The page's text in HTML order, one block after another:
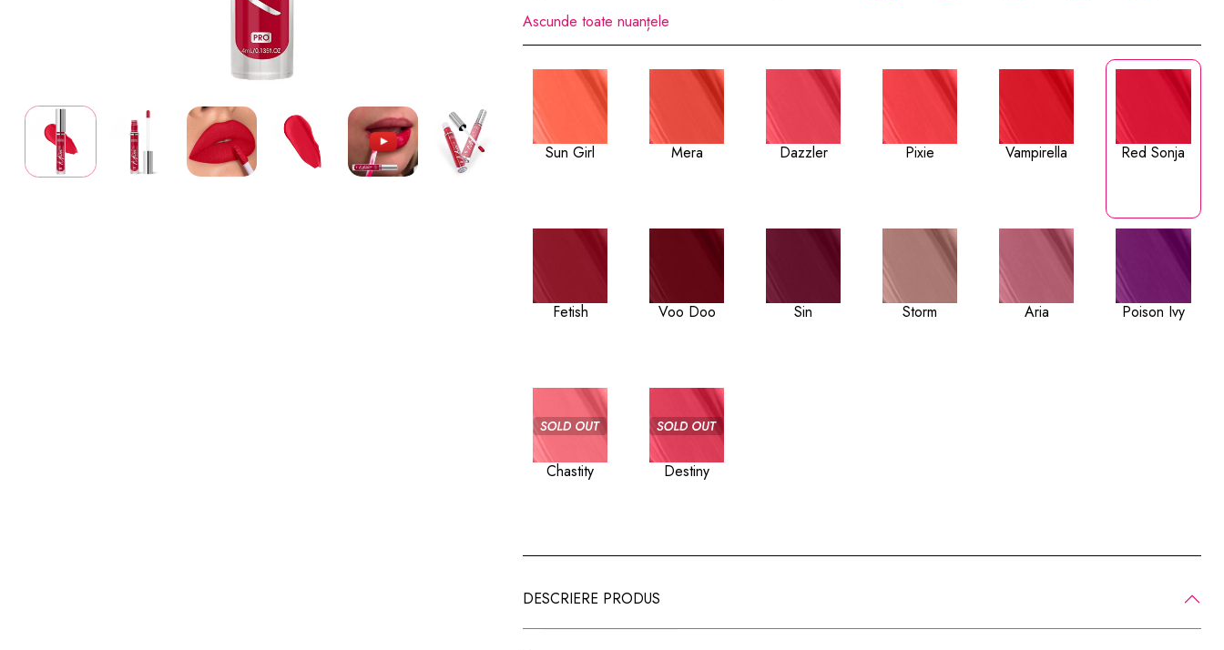
Ascunde toate nuanțele
Sun Girl Mera Dazzler Pixie Vampirella Red Sonja
Fetish Voo Doo Sin Storm Aria Poison Ivy
Chastity Destiny
DESCRIERE PRODUS